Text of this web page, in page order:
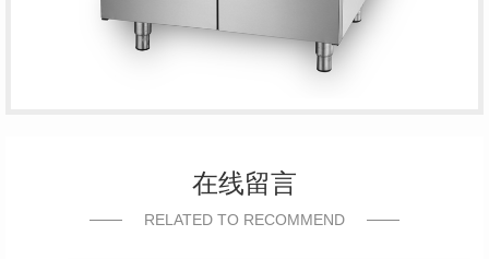
在线留言
RELATED TO RECOMMEND